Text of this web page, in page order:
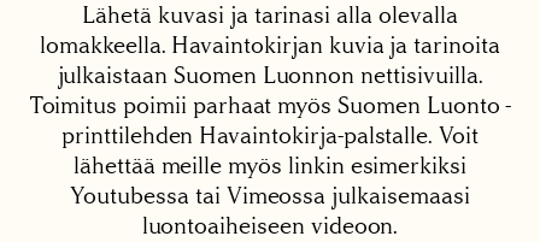
Lähetä kuvasi ja tarinasi alla olevalla
lomakkeella. Havaintokirjan kuvia ja tarinoita
julkaistaan Suomen Luonnon nettisivuilla.
Toimitus poimii parhaat myös Suomen Luonto -
printtilehden Havaintokirja-palstalle. Voit
lähettää meille myös linkin esimerkiksi
Youtubessa tai Vimeossa julkaisemaasi
luontoaiheiseen videoon.